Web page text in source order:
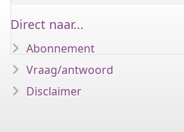
Direct naar...
Abonnement
Vraag/antwoord
Disclaimer